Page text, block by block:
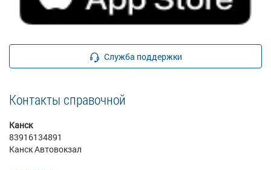
Служба поддержки
Контакты справочной
Канск
83916134891
Канск Автовокзал